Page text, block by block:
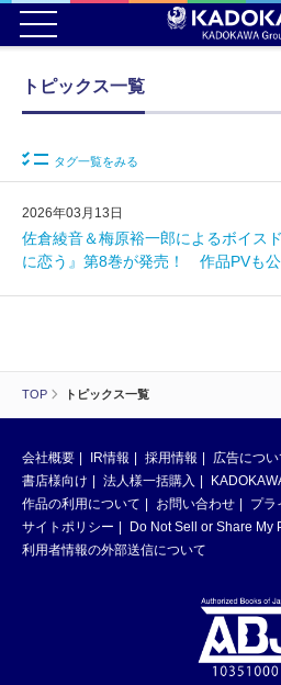
TOP トピックス一覧
トピックス一覧
タグ一覧をみる
2026年03月13日
佐倉綾音＆梅原裕一郎によるボイス
に恋う』第8巻が発売！ 作品PVも公
会社概要 IR情報 採用情報 広告につい
書店様向け
法人様一括購入
作品の利用について
お問い合わせ
プラ
サイトポリシー
Do Not Sell or Share My
利用者情報の外部送信について